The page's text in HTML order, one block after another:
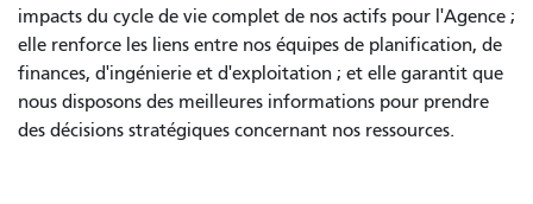
impacts du cycle de vie complet de nos actifs pour l'Agence ;
elle renforce les liens entre nos équipes de planification, de
finances, d'ingénierie et d'exploitation ; et elle garantit que
nous disposons des meilleures informations pour prendre
des décisions stratégiques concernant nos ressources.